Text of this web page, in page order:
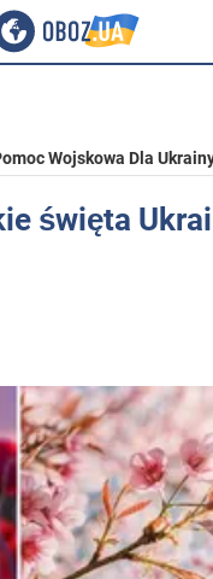
Wojskowa Dla
święta